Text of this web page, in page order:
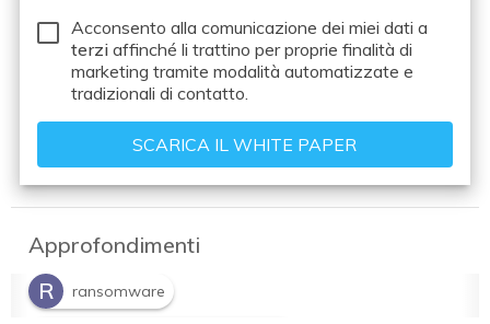
Acconsento alla comunicazione dei miei dati a
terzi affinché li trattino per proprie finalità di
marketing tramite modalità automatizzate e
tradizionali di contatto.
Approfondimenti
R
ransomware